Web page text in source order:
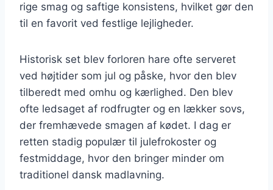
rige smag og saftige konsistens, hvilket gør den
til en favorit ved festlige lejligheder.
Historisk set blev forloren hare ofte serveret
ved højtider som jul og påske, hvor den blev
tilberedt med omhu og kærlighed. Den blev
ofte ledsaget af rodfrugter og en lækker sovs,
der fremhævede smagen af kødet. I dag er
retten stadig populær til julefrokoster og
festmiddage, hvor den bringer minder om
traditionel dansk madlavning.